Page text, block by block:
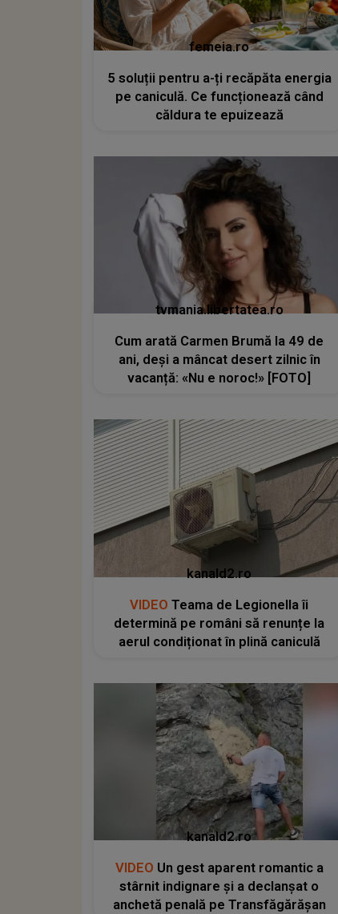
femeia.ro
5 soluții pentru a-ți recăpăta energia
pe caniculă. Ce funcționează când
căldura te epuizează
tvmania.libertatea.ro
Cum arată Carmen Brumă la 49 de
ani, deși a mâncat desert zilnic în
vacanță: «Nu e noroc!» [FOTO]
kanald2.ro
VIDEO Teama de Legionella îi
determină pe români să renunțe la
aerul condiționat în plină caniculă
kanald2.ro
VIDEO Un gest aparent romantic a
stârnit indignare și a declanșat o
anchetă penală pe Transfăgărășan